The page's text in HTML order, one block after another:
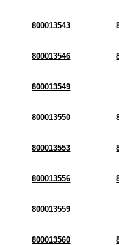
800013543
800013546
800013549
800013550
800013553
800013556
800013559
800013560